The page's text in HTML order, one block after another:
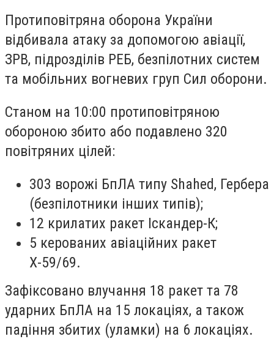
Протиповітряна оборона України
відбивала атаку за допомогою авіації,
ЗРВ, підрозділів РЕБ, безпілотних систем
та мобільних вогневих груп Сил оборони.
Станом на 10:00 протиповітряною
обороною збито або подавлено 320
повітряних цілей:
303 ворожі БпЛА типу Shahed, Гербера
(безпілотники інших типів);
12 крилатих ракет Іскандер-К;
5 керованих авіаційних ракет
Х-59/69.
Зафіксовано влучання 18 ракет та 78
ударних БпЛА на 15 локаціях, а також
падіння збитих (уламки) на 6 локаціях.